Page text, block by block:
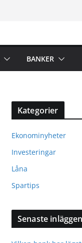
BANKER
Kategorier
Ekonominyheter
Investeringar
Låna
Spartips
Senaste inläggen